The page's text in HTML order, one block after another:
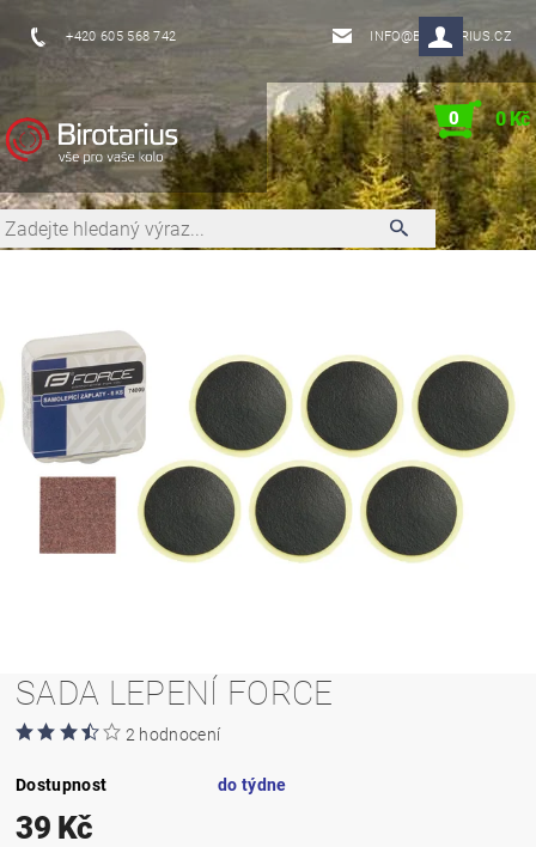
+420 605 568 742 INFO@BIROTARIUS.CZ
0 0 Kč
SADA LEPENÍ FORCE
2 hodnocení
Dostupnost do týdne
39 Kč